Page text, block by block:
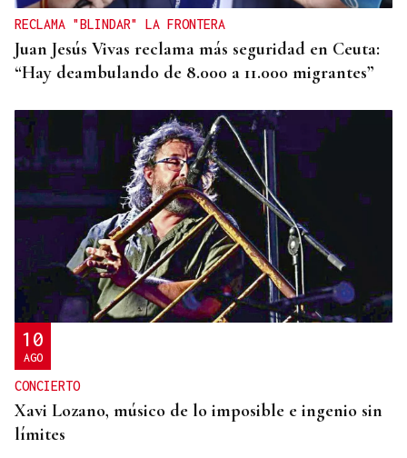
RECLAMA "BLINDAR" LA FRONTERA
Juan Jesús Vivas reclama más seguridad en Ceuta:
“Hay deambulando de 8.000 a 11.000 migrantes”
10
AGO
CONCIERTO
Xavi Lozano, músico de lo imposible e ingenio sin
límites